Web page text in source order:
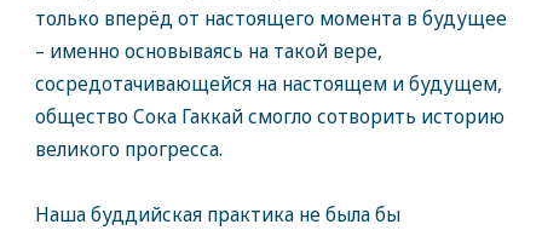
только вперёд от настоящего момента в будущее
– именно основываясь на такой вере,
сосредотачивающейся на настоящем и будущем,
общество Сока Гаккай смогло сотворить историю
великого прогресса.
Наша буддийская практика не была бы